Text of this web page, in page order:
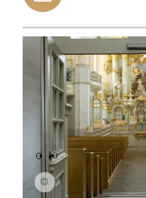
©